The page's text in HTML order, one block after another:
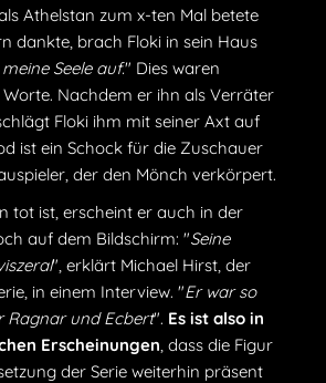
Athelstan zum x-ten Mal betete
dankte, brach Floki in sein Haus
Seele auf." Dies waren
Nachdem er ihn als Verräter
Floki ihm mit seiner Axt auf
ist ein Schock für die Zuschauer
der den Mönch verkörpert.
tot ist, erscheint er auch in der
auf dem Bildschirm: "Seine
", erklärt Michael Hirst, der
in einem Interview. "Er war so
Ragnar und Ecbert". Es ist also in
Erscheinungen, dass die Figur
der Serie weiterhin präsent